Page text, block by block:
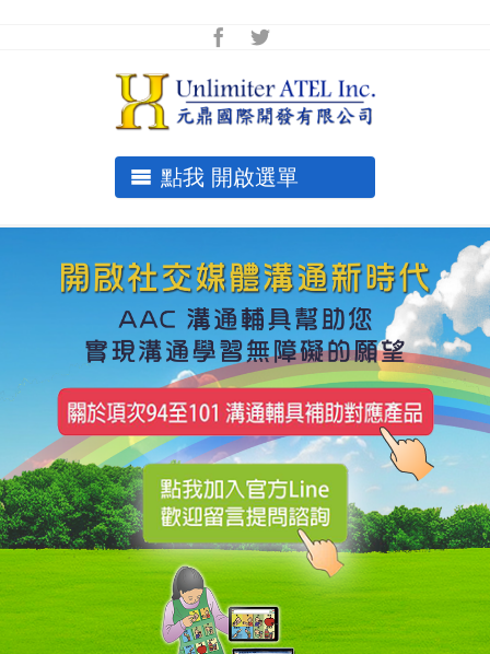
點我 開啟選單